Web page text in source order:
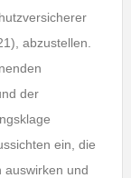
abzustellen.
der
ein, die
auswirken und